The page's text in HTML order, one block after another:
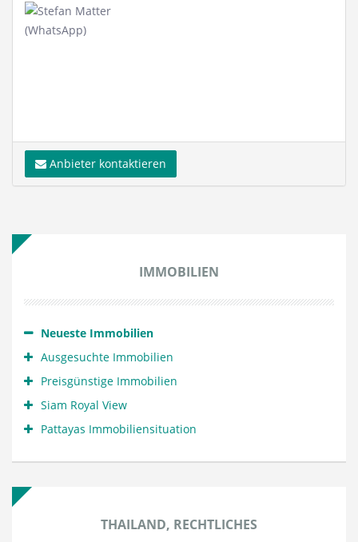
Anbieter kontaktieren
IMMOBILIEN
Neueste Immobilien
Ausgesuchte Immobilien
Preisgünstige Immobilien
Siam Royal View
Pattayas Immobiliensituation
THAILAND, RECHTLICHES